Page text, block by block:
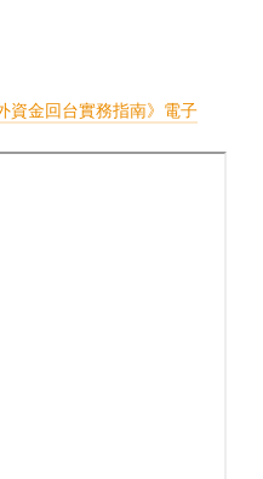
資金回台實務指南》電子